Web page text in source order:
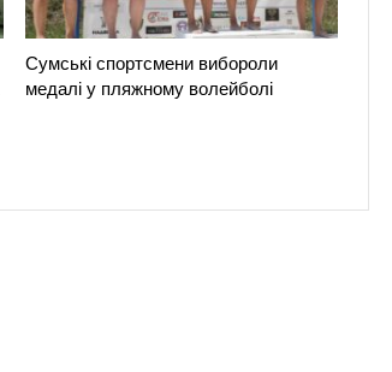
Сумські спортсмени вибороли
медалі у пляжному волейболі